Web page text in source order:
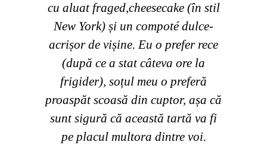
cu aluat fraged,cheesecake (în stil
New York) și un compoté dulce-
acrișor de vișine. Eu o prefer rece
(după ce a stat câteva ore la
frigider), soțul meu o preferă
proaspăt scoasă din cuptor, așa că
sunt sigură că această tartă va fi
pe placul multora dintre voi.